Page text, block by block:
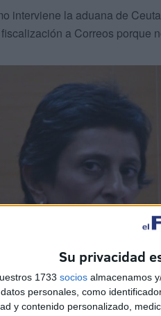
Su privacidad
1733 socios almacenamos
personales, como
y contenido personalizado,
interviene la aduana de
a Correos porque